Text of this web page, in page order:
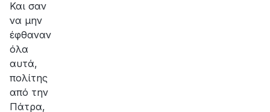
Και σαν
να μην
έφθαναν
όλα
αυτά,
πολίτης
από την
Πάτρα,